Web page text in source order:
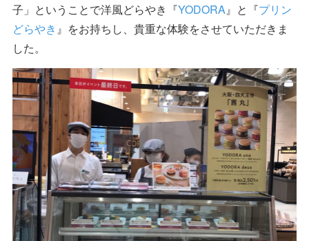
子」ということで洋風どらやき『YODORA』と『プリン
どらやき 』をお持ちし、貴重な体験をさせていただきま
した。